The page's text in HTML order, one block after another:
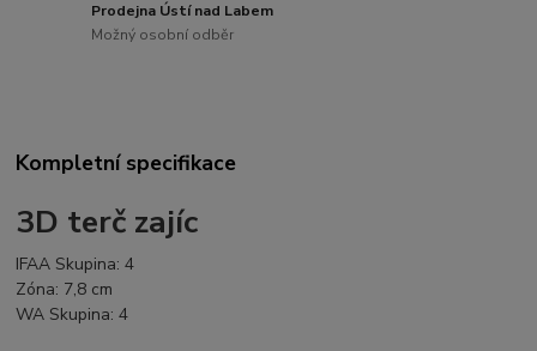
Prodejna Ústí nad Labem
Možný osobní odběr
Kompletní specifikace
3D terč zajíc
IFAA Skupina: 4
Zóna: 7,8 cm
WA Skupina: 4